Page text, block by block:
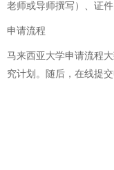
老师或导师撰写）、证
申请流程
马来西亚大学申请流程
究计划。随后，在线提